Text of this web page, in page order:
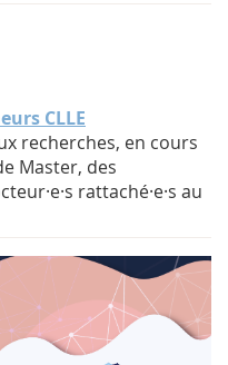
CLLE
recherches, en cours
Master, des
rattaché·e·s au